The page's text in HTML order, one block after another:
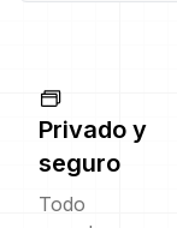
Privado y
seguro
Todo